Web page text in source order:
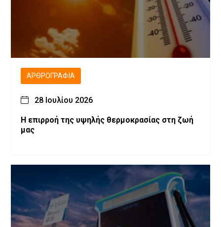
ΑΡΘΡΟΓΡΑΦΊΑ
28 Ιουλίου 2026
Η επιρροή της υψηλής θερμοκρασίας στη ζωή
μας